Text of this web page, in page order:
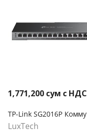
1,771,200 сум с НДС
LuxTech